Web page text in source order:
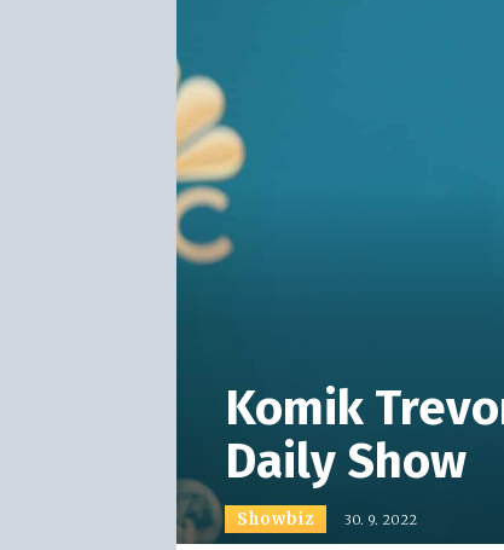
Komik
Daily Show
Showbiz 30. 9. 2022